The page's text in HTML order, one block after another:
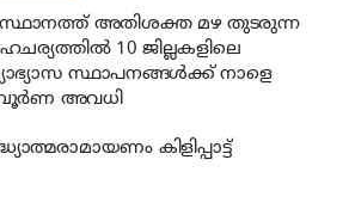
അതിശക്ത മഴ തുടരുന്ന
10 ജില്ലകളിലെ
സ്ഥാപനങ്ങൾക്ക് നാളെ
അവധി
കിളിപ്പാട്ട്